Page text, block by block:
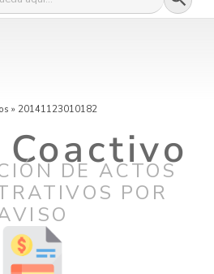
» 20141123010182
DE ACTOS
POR